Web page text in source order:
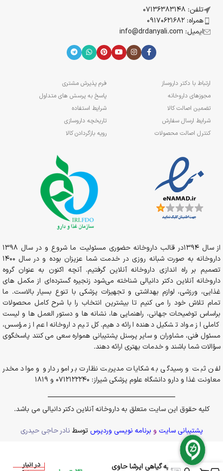
تلفن: 07136383148
همراه: 09170621682
ایمیل: info@drdanyali.com
ارتباط با دکتر داروساز
مجوزهای داروخانه
تضمین اصالت کالا
شرایط ارسال سفارش
کنترل اصالت محصولات
فرم پذیرش مشتری
پاسخ به پرسش های متداول
شرایط استفاده
تاریخچه داروسازی
رویه بازگردادن کالا
از سال 1394در قالب داروخانه حضوری مسئولیت ما شروع و در سال 1398
داروخانه به صورت شبانه روزی در خدمت شما عزیزان بوده و در سال 1400
تصمیم بر راه اندازی داروخانه آنلاین گرفتیم. آنچه اکنون به عنوان گروه
داروخانه آنلاین دکتر دانیالی شناخته می‌شود زنجیره گسترده‌ای از مکمل های
غذایی، ورزشی، لوازم بهداشتی و تجهیزات پزشکی با تنوع بسیار بالاست. ما
تمام تلاش خود را می کنیم تا بیشترین انتخاب را با شرح کامل محصولات
براساس توضیحات جهانی، راهنمایی ها، نشانه ها و دستور العمل ها و لیست
کاملی از مواد تشکیل دهنده ارائه دهیم. کل تیم داروخانه اعم از مؤسس،
مسئول فنی، مشاوران و سایر پرسنل پشتیبانی همواره سعی می کنند پاسخگوی
سؤالات شما باشند و خدمات بهتری ارائه دهند.
لفن ثبت و رسیدگی به شکایات مدیریت نظارت بر امور دارو و مواد مخدر
معاونت غذا و دارو دانشگاه علوم پزشکی شیراز: 0712122240 و 1819
کلیه حقوق این سایت متعلق به داروخانه آنلاین دکتر دانیالی می باشد.
پشتیبانی سایت و برنامه نویسی وردپرس توسط نادر حاجی حیدری
دهانشویه گیاهی ایرشا حاوی در انبار